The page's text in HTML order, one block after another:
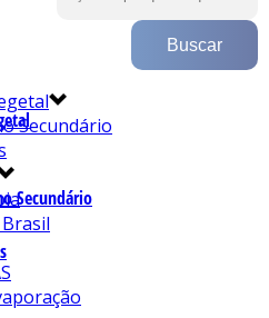
Secundário
Secundário